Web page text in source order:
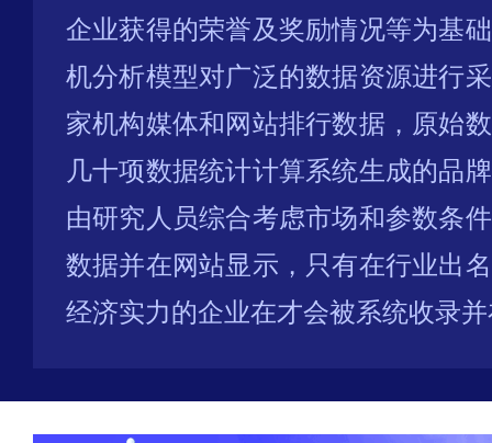
企业获得的荣誉及奖励情况等为基
机分析模型对广泛的数据资源进行
家机构媒体和网站排行数据，原始
几十项数据统计计算系统生成的品
由研究人员综合考虑市场和参数条
数据并在网站显示，只有在行业出
经济实力的企业在才会被系统收录